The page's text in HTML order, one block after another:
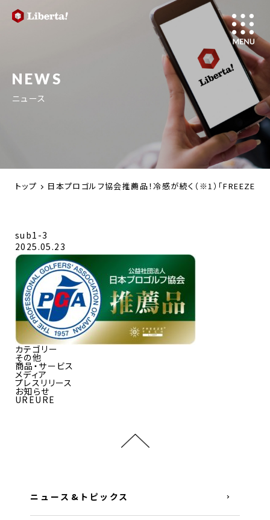
NEWS
ニュース
トップ 日本プロゴルフ協会推薦品！冷感が続く（※1）「FREEZE
sub1-3
2025.05.23
カテゴリー
その他
商品・サービス
メディア
プレスリリース
お知らせ
UREURE
ニュース&トピックス